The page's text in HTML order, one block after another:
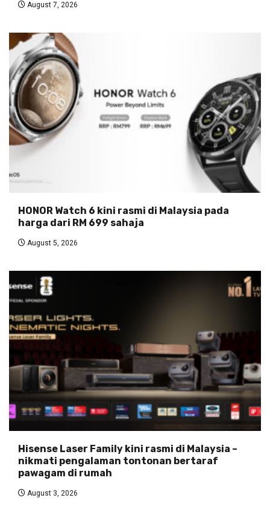
August 7, 2026
HONOR Watch 6 kini rasmi di Malaysia pada
harga dari RM 699 sahaja
August 5, 2026
Hisense Laser Family kini rasmi di Malaysia –
nikmati pengalaman tontonan bertaraf
pawagam di rumah
August 3, 2026